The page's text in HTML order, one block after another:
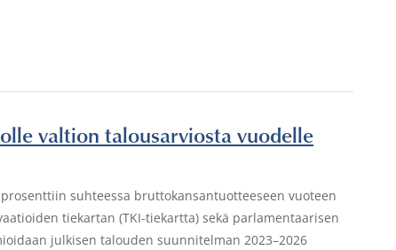
valtion talousarviosta vuodelle
suhteessa bruttokansantuotteeseen vuoteen
tiekartan (TKI-tiekartta) sekä parlamentaarisen
julkisen talouden suunnitelman 2023–2026